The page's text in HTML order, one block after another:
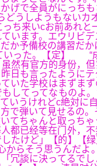
げで全員がにっち
どうしようもないカ
っち来いcお前あれ
います。エウリビ
か予備校の講習だ
いった。【定】 “
然有官方的身份，
日も言ったように
いた学校はまずま
してってなものよ
いうけれどc絶対
で弾いて見せるの
てちゃんと取っち
都已经等在门外，
したけど」【的】
からそう思うんだ
冗談に決ってるで